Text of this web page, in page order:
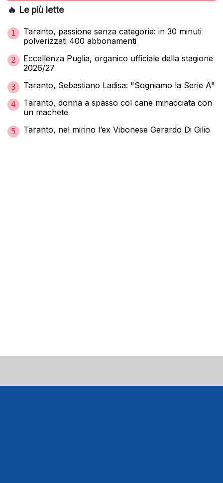
🔥 Le più lette
1
Taranto, passione senza categorie: in 30 minuti
polverizzati 400 abbonamenti
2
Eccellenza Puglia, organico ufficiale della stagione
2026/27
3 Taranto, Sebastiano Ladisa: "Sogniamo la Serie A"
4
Taranto, donna a spasso col cane minacciata con
un machete
5 Taranto, nel mirino l’ex Vibonese Gerardo Di Gilio